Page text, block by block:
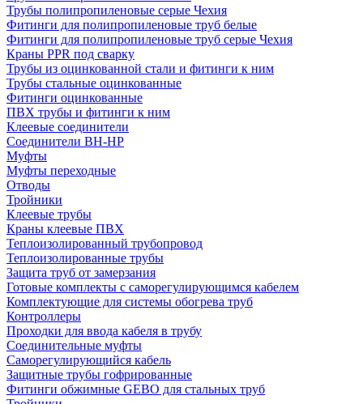
Трубы полипропиленовые серые Чехия
Фитинги для полипропиленовые труб белые
Фитинги для полипропиленовые труб серые Чехия
Краны PPR под сварку
Трубы из оцинкованной стали и фитинги к ним
Трубы стальные оцинкованные
Фитинги оцинкованные
ПВХ трубы и фитинги к ним
Клеевые соединители
Соединители ВН-НР
Муфты
Муфты переходные
Отводы
Тройники
Клеевые трубы
Краны клеевые ПВХ
Теплоизолированный трубопровод
Теплоизолированные трубы
Защита труб от замерзания
Готовые комплекты с саморегулирующимся кабелем
Комплектующие для системы обогрева труб
Контроллеры
Проходки для ввода кабеля в трубу
Соединительные муфты
Саморегулирующийся кабель
Защитные трубы гофрированные
Фитинги обжимные GEBO для стальных труб